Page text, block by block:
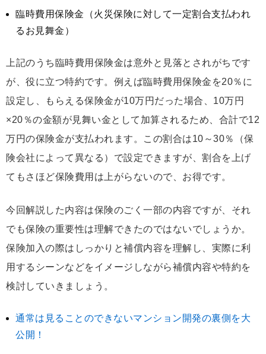
臨時費用保険金（火災保険に対して一定割合支払われ
るお見舞金）
上記のうち臨時費用保険金は意外と見落とされがちです
が、役に立つ特約です。例えば臨時費用保険金を20％に
設定し、もらえる保険金が10万円だった場合、10万円
×20％の金額が見舞い金として加算されるため、合計で12
万円の保険金が支払われます。この割合は10～30％（保
険会社によって異なる）で設定できますが、割合を上げ
てもさほど保険費用は上がらないので、お得です。
今回解説した内容は保険のごく一部の内容ですが、それ
でも保険の重要性は理解できたのではないでしょうか。
保険加入の際はしっかりと補償内容を理解し、実際に利
用するシーンなどをイメージしながら補償内容や特約を
検討していきましょう。
通常は見ることのできないマンション開発の裏側を大
公開！